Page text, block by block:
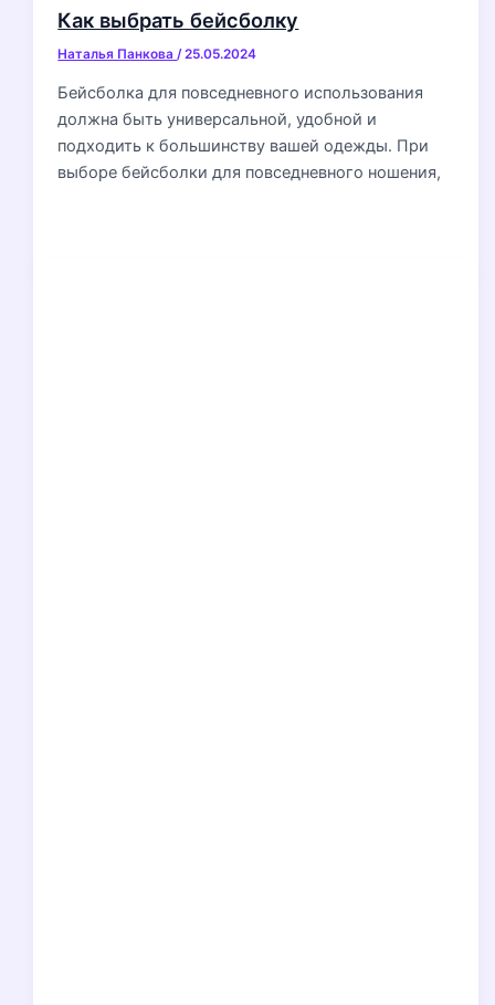
Как выбрать бейсболку
Наталья Панкова /25.05.2024
Бейсболка для повседневного использования
должна быть универсальной, удобной и
подходить к большинству вашей одежды. При
выборе бейсболки для повседневного ношения,